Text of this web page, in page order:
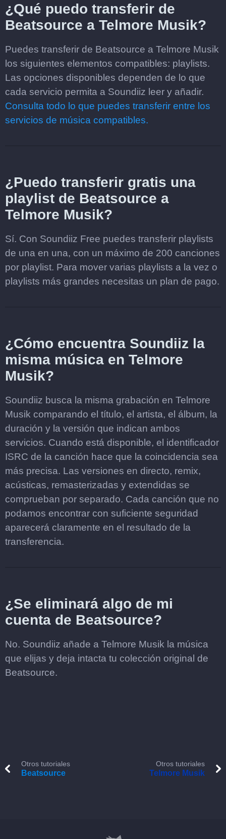
¿Qué puedo transferir de
Beatsource a Telmore Musik?
Puedes transferir de Beatsource a Telmore Musik
los siguientes elementos compatibles: playlists.
Las opciones disponibles dependen de lo que
cada servicio permita a Soundiiz leer y añadir.
Consulta todo lo que puedes transferir entre los
servicios de música compatibles.
¿Puedo transferir gratis una
playlist de Beatsource a
Telmore Musik?
Sí. Con Soundiiz Free puedes transferir playlists
de una en una, con un máximo de 200 canciones
por playlist. Para mover varias playlists a la vez o
playlists más grandes necesitas un plan de pago.
¿Cómo encuentra Soundiiz la
misma música en Telmore
Musik?
Soundiiz busca la misma grabación en Telmore
Musik comparando el título, el artista, el álbum, la
duración y la versión que indican ambos
servicios. Cuando está disponible, el identificador
ISRC de la canción hace que la coincidencia sea
más precisa. Las versiones en directo, remix,
acústicas, remasterizadas y extendidas se
comprueban por separado. Cada canción que no
podamos encontrar con suficiente seguridad
aparecerá claramente en el resultado de la
transferencia.
¿Se eliminará algo de mi
cuenta de Beatsource?
No. Soundiiz añade a Telmore Musik la música
que elijas y deja intacta tu colección original de
Beatsource.
Otros tutoriales
Beatsource
Otros tutoriales
Telmore Musik